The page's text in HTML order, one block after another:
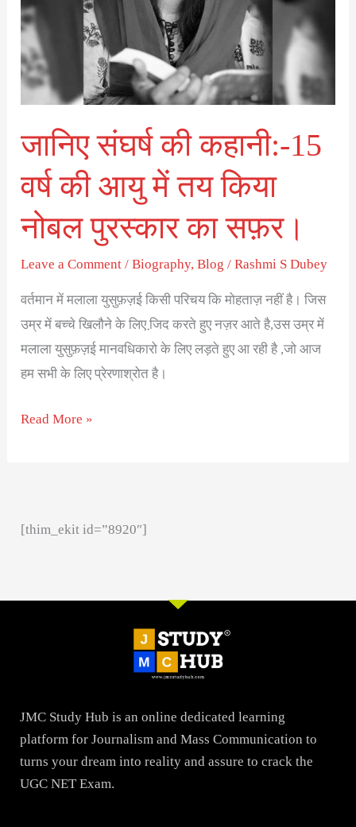
जानिए संघर्ष की कहानी:-15
वर्ष की आयु में तय किया
नोबल पुरस्कार का सफ़र।
Leave a Comment /Biography,Blog /Rashmi S Dubey
वर्तमान में मलाला युसुफ़ज़ई किसी परिचय कि मोहताज़ नहीं है। जिस
उम्र में बच्चे खिलौने के लिए जि़द करते हुए नज़र आते है,उस उम्र में
मलाला युसुफ़ज़ई मानवधिकारो के लिए लड़ते हुए आ रही है ,जो आज
हम सभी के लिए प्रेरणाश्रोत है।
की
आयु
में
तय
किया
पुरस्कार
का
सफ़र।
Read More »
[thim_ekit id=”8920″]
JMC Study Hub is an online dedicated learning
platform for Journalism and Mass Communication to
turns your dream into reality and assure to crack the
UGC NET Exam.